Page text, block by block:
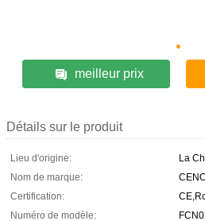
meilleur prix
Détails sur le produit
Lieu d'origine:
La
Nom de marque:
Certification:
Numéro de modèle: